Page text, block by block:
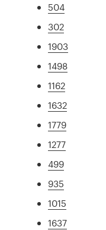
504
302
1903
1498
1162
1632
1779
1277
499
935
1015
1637